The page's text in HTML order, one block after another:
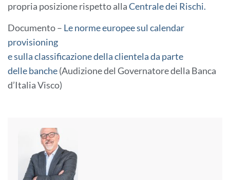
propria posizione rispetto allaCentrale dei Rischi.
Documento – Le norme europee sul calendar
provisioning
e sulla classificazione della clientela da parte
delle banche(Audizione del Governatore della Banca
d’Italia Visco)